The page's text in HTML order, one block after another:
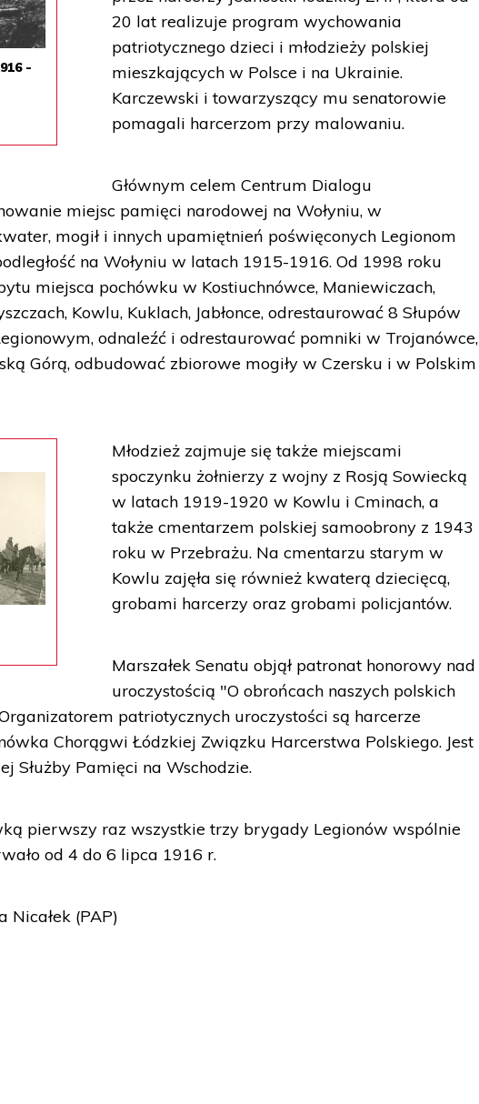
-
20 lat realizuje program wychowania
patriotycznego dzieci i młodzieży polskiej
mieszkających w Polsce i na Ukrainie.
Karczewski i towarzyszący mu senatorowie
pomagali harcerzom przy malowaniu.
Głównym celem Centrum Dialogu
miejsc pamięci narodowej na Wołyniu, w
mogił i innych upamiętnień poświęconych Legionom
na Wołyniu w latach 1915-1916. Od 1998 roku
miejsca pochówku w Kostiuchnówce, Maniewiczach,
Kowlu, Kuklach, Jabłonce, odrestaurować 8 Słupów
odnaleźć i odrestaurować pomniki w Trojanówce,
Górą, odbudować zbiorowe mogiły w Czersku i w Polskim
Młodzież zajmuje się także miejscami
spoczynku żołnierzy z wojny z Rosją Sowiecką
w latach 1919-1920 w Kowlu i Cminach, a
także cmentarzem polskiej samoobrony z 1943
roku w Przebrażu. Na cmentarzu starym w
Kowlu zajęła się również kwaterą dziecięcą,
grobami harcerzy oraz grobami policjantów.
Marszałek Senatu objął patronat honorowy nad
uroczystością "O obrońcach naszych polskich
patriotycznych uroczystości są harcerze
Chorągwi Łódzkiej Związku Harcerstwa Polskiego. Jest
Służby Pamięci na Wschodzie.
pierwszy raz wszystkie trzy brygady Legionów wspólnie
od 4 do 6 lipca 1916 r.
Nicałek (PAP)